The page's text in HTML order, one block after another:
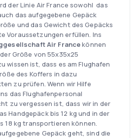
der Linie Air France sowohl das
das aufgegebene Gepäck
und das Gewicht des Gepäcks
Voraussetzungen erfüllen. Ins
Air Francekönnen
Größe von 55x35x25
wissen ist, dass es am Flughafen
des Koffers in dazu
zu prüfen. Wenn wir Hilfe
das Flughafenpersonal
zu vergessen ist, dass wir in der
Handgepäck bis 12 kg und in der
18 kg transportieren können.
Gepäck geht, sind die